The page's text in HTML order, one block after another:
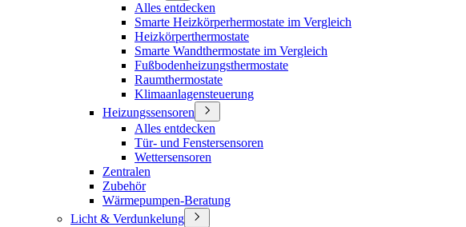
Alles entdecken
Smarte Heizkörperhermostate im Vergleich
Heizkörperthermostate
Smarte Wandthermostate im Vergleich
Fußbodenheizungsthermostate
Raumthermostate
Klimaanlagensteuerung
Heizungssensoren
Alles entdecken
Tür- und Fenstersensoren
Wettersensoren
Zentralen
Zubehör
Wärmepumpen-Beratung
Licht & Verdunkelung